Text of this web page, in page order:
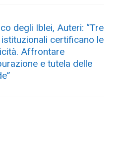
degli Iblei, Auteri: “Tre
certificano le
Affrontare
e tutela delle